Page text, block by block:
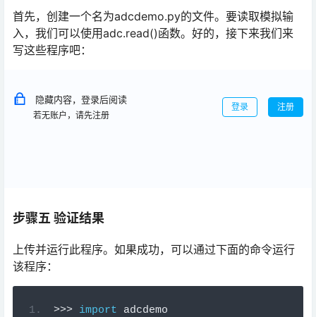
首先，创建一个名为adcdemo.py的文件。要读取模拟输
入，我们可以使用adc.read()函数。好的，接下来我们来
写这些程序吧：
隐藏内容，登录后阅读
若无账户，请先注册
登录 注册
步骤五 验证结果
上传并运行此程序。如果成功，可以通过下面的命令运行
该程序：
>>> import adcdemo